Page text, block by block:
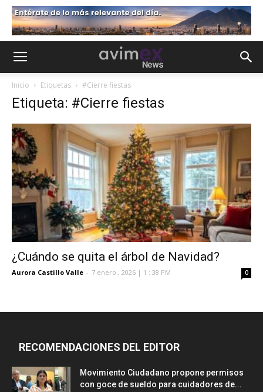
Inicio Etiquetas #Cierre fiestas
Etiqueta: #Cierre fiestas
¿Cuándo se quita el árbol de Navidad?
Aurora Castillo Valle - 7 enero , 2026 | 1 : 38 PM 0
RECOMENDACIONES DEL EDITOR
Movimiento Ciudadano propone permisos
con goce de sueldo para cuidadores de...